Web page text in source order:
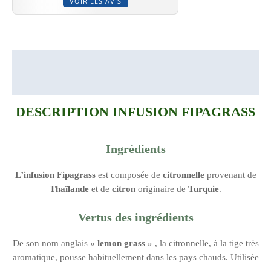
DESCRIPTION INFUSION FIPAGRASS
Ingrédients
L’infusion Fipagrassest composée de citronnelleprovenant de
Thaïlande et de citron originaire de Turquie.
Vertus des ingrédients
De son nom anglais « lemon grass» , la citronnelle, à la tige très
aromatique, pousse habituellement dans les pays chauds. Utilisée